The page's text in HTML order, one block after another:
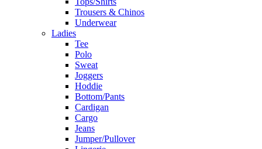
Trousers & Chinos
Underwear
Ladies
Tee
Polo
Sweat
Joggers
Hoddie
Bottom/Pants
Cardigan
Cargo
Jeans
Jumper/Pullover